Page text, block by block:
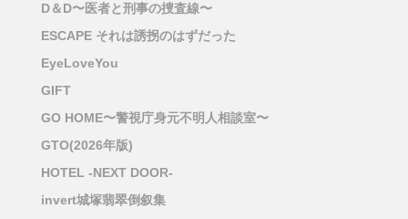
D＆D〜医者と刑事の捜査線〜
ESCAPE それは誘拐のはずだった
EyeLoveYou
GIFT
GO HOME〜警視庁身元不明人相談室〜
GTO(2026年版)
HOTEL -NEXT DOOR-
invert城塚翡翠倒叙集